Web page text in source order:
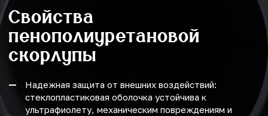
Свойства
пенополиуретановой
скорлупы
Надежная защита от внешних воздействий:
стеклопластиковая оболочка устойчива к
ультрафиолету, механическим повреждениям и